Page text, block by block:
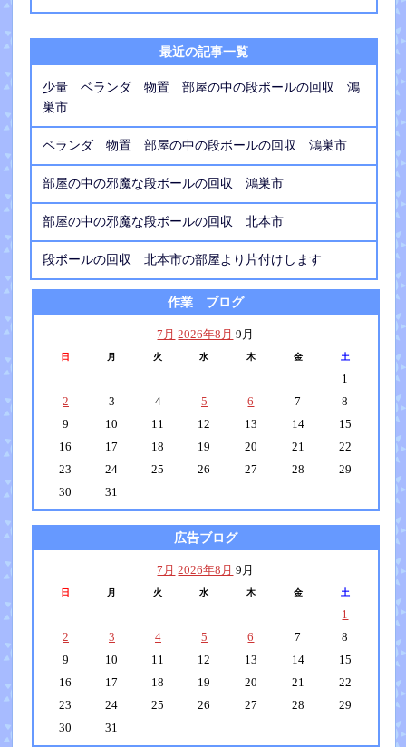
最近の記事一覧
少量 ベランダ 物置 部屋の中の段ボールの回収 鴻
巣市
ベランダ 物置 部屋の中の段ボールの回収 鴻巣市
部屋の中の邪魔な段ボールの回収 鴻巣市
部屋の中の邪魔な段ボールの回収 北本市
段ボールの回収 北本市の部屋より片付けします
作業 ブログ
7月 2026年8月 9月
日 月 火 水 木 金 土
1
2
3 4 5 6 7
8
9
10 11 12 13 14
15
16
17 18 19 20 21
22
23
24 25 26 27 28
29
30
31
広告ブログ
7月 2026年8月 9月
日 月 火 水 木 金 土
1
2
3 4 5 6 7
8
9
10 11 12 13 14
15
16
17 18 19 20 21
22
23
24 25 26 27 28
29
30
31